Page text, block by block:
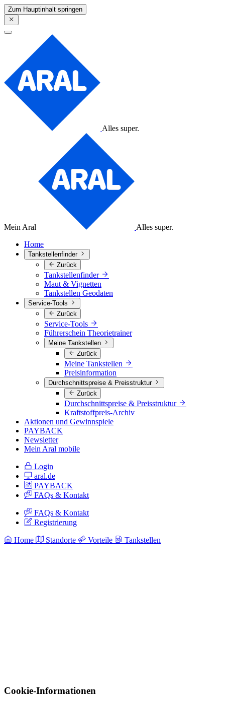
Zum Hauptinhalt springen
Alles super.
Mein Aral
Alles super.
Home
Tankstellenfinder
Zurück
Tankstellenfinder
Maut & Vignetten
Tankstellen Geodaten
Service-Tools
Zurück
Service-Tools
Führerschein Theorietrainer
Meine Tankstellen
Zurück
Meine Tankstellen
Preisinformation
Durchschnittspreise & Preisstruktur
Zurück
Durchschnittspreise & Preisstruktur
Kraftstoffpreis-Archiv
Aktionen und Gewinnspiele
PAYBACK
Newsletter
Mein Aral mobile
Login
aral.de
PAYBACK
FAQs & Kontakt
FAQs & Kontakt
Registrierung
Home Standorte Vorteile Tankstellen
Cookie-Informationen